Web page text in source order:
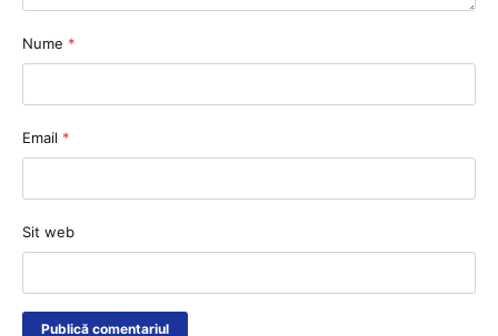
Nume *
Email *
Sit web